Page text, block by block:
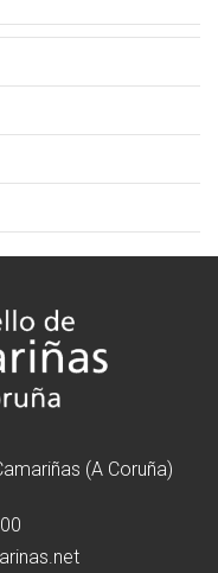
(A Coruña)